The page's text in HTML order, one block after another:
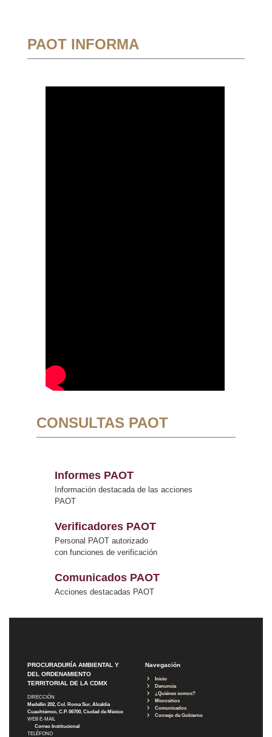
PAOT INFORMA
CONSULTAS PAOT
Informes PAOT
Información destacada de las acciones
PAOT
Verificadores PAOT
Personal PAOT autorizado
con funciones de verificación
Comunicados PAOT
Acciones destacadas PAOT
PROCURADURÍA AMBIENTAL Y
DEL ORDENAMIENTO
TERRITORIAL DE LA CDMX
DIRECCIÓN
Medellín 202, Col. Roma Sur, Alcaldía
Cuauhtémoc, C.P. 06700, Ciudad de México
WEB E-MAIL
Correo Institucional
TELÉFONO
Navegación
Inicio
Denuncia
¿Quiénes somos?
Micrositios
Comunicados
Consejo de Gobierno